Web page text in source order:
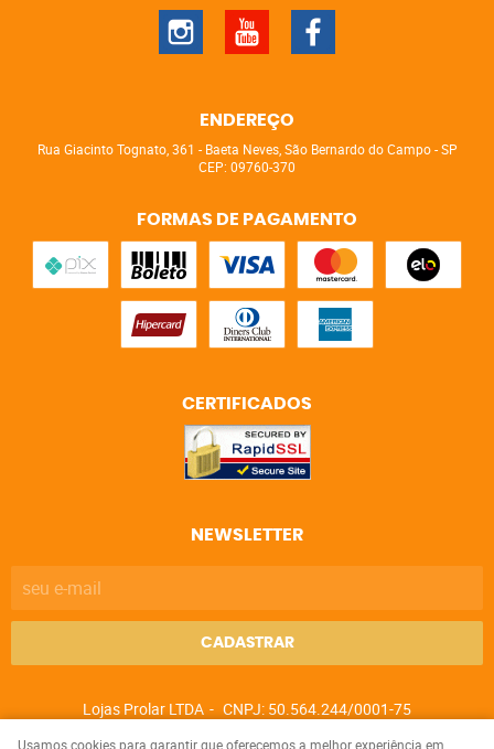
ENDEREÇO
Rua Giacinto Tognato, 361 - Baeta Neves, São Bernardo do Campo-SP
CEP: 09760-370
FORMAS DE PAGAMENTO
CERTIFICADOS
NEWSLETTER
CADASTRAR
Lojas Prolar LTDA CNPJ: 50.564.244/0001-75
Usamos cookies para garantir que oferecemos a melhor experiência em